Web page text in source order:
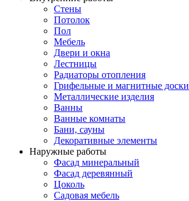
Стены
Потолок
Пол
Мебель
Двери и окна
Лестницы
Радиаторы отопления
Грифельные и магнитные доски
Металлические изделия
Ванны
Ванные комнаты
Бани, сауны
Декоративные элементы
Наружные работы
Фасад минеральный
Фасад деревянный
Цоколь
Садовая мебель